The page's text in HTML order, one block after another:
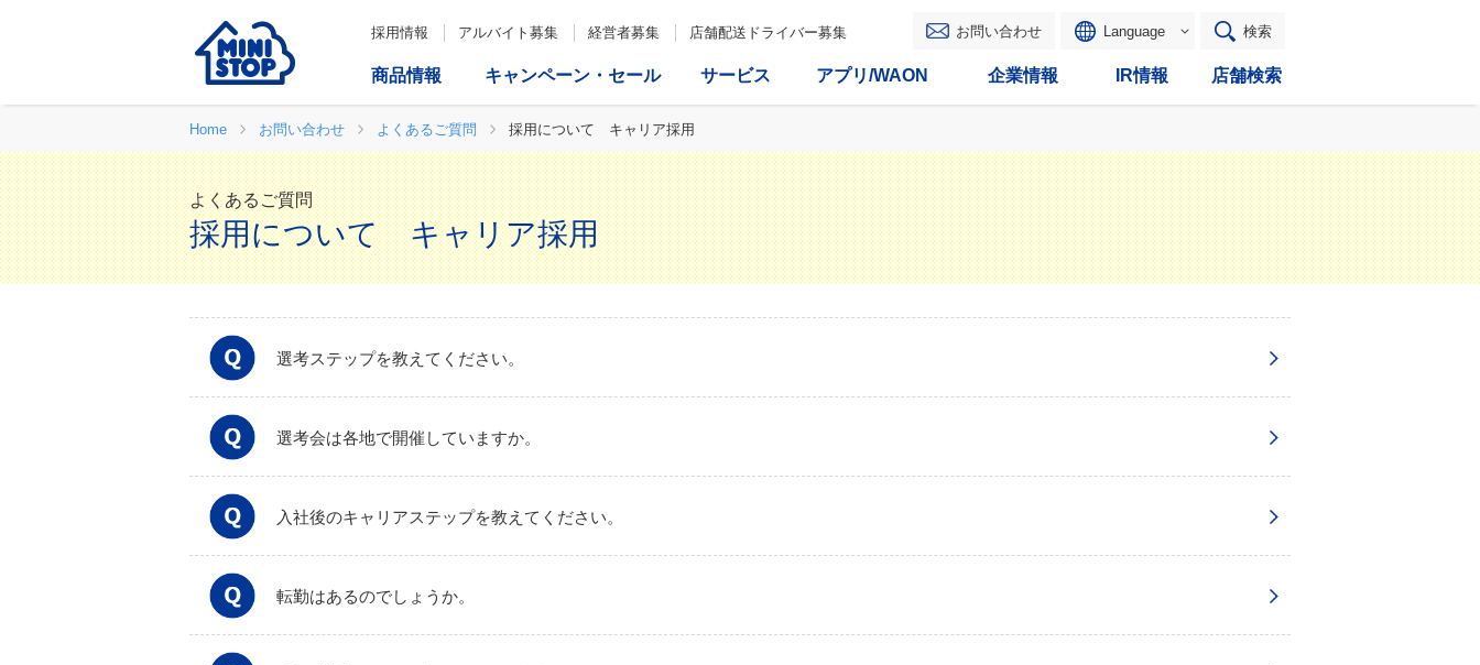
採用情報 アルバイト募集 経営者募集 店舗配送ドライバー募集 お問い合わせ Language 検索
商品情報 キャンペーン・セール サービス アプリ/WAON 企業情報 IR情報 店舗検索
Home お問い合わせ よくあるご質問 採用について キャリア採用
よくあるご質問
採用について キャリア採用
選考ステップを教えてください。
選考会は各地で開催していますか。
入社後のキャリアステップを教えてください。
転勤はあるのでしょうか。